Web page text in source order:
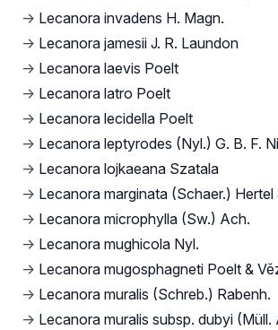
→ Lecanora invadens H. Magn.
→ Lecanora jamesii J. R. Laundon
→ Lecanora laevis Poelt
→ Lecanora latro Poelt
→ Lecanora lecidella Poelt
→ Lecanora leptyrodes (Nyl.) G. B. F.
→ Lecanora lojkaeana Szatala
→ Lecanora marginata (Schaer.) Hertel
→ Lecanora microphylla (Sw.) Ach.
→ Lecanora mughicola Nyl.
→ Lecanora mugosphagneti Poelt &
→ Lecanora muralis (Schreb.) Rabenh.
→ Lecanora muralis subsp. dubyi (Müll.